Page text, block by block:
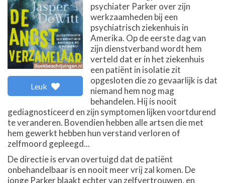
Leuk
psychiater Parker over zijn
werkzaamheden bij een
psychiatrisch ziekenhuis in
Amerika. Op de eerste dag van
zijn dienstverband wordt hem
verteld dat er in het ziekenhuis
een patiënt in isolatie zit
opgesloten die zo gevaarlijk is dat
niemand hem nog mag
behandelen. Hij is nooit
gediagnosticeerd en zijn symptomen lijken voortdurend
te veranderen. Bovendien hebben alle artsen die met
hem gewerkt hebben hun verstand verloren of
zelfmoord gepleegd...
De directie is ervan overtuigd dat de patiënt
onbehandelbaar is en nooit meer vrij zal komen. De
jonge Parker blaakt echter van zelfvertrouwen, en